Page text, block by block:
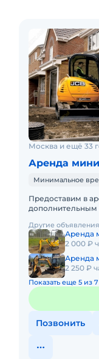
Москва и ещё 33
Аренда
Минимальное
Предоставим в
дополнительным
доставка
Другие объявления
Аренда
2 000 ₽
Аренда
2 250 ₽
Показать еще 5 из 7
Позвонить